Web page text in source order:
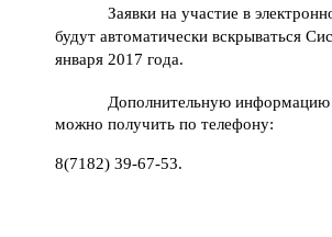
Заявки на участие в
будут автоматически вскрываться
января 2017 года.
Дополнительную информацию
можно получить по телефону:
8(7182) 39-67-53.